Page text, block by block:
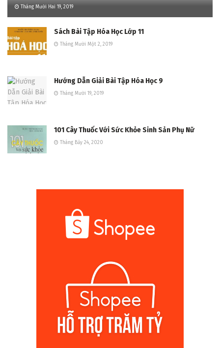
Tháng Mười Hai 19, 2019
Sách Bài Tập Hóa Học Lớp 11
Tháng Mười Một 2, 2019
Hướng Dẫn Giải Bài Tập Hóa Học 9
Tháng Mười 19, 2019
101 Cây Thuốc Với Sức Khỏe Sinh Sản Phụ Nữ
Tháng Bảy 24, 2020